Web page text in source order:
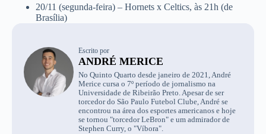
20/11 (segunda-feira) – Hornets x Celtics, às 21h (de
Brasília)
Escrito por
ANDRÉ MERICE
No Quinto Quarto desde janeiro de 2021, André
Merice cursa o 7º período de jornalismo na
Universidade de Ribeirão Preto. Apesar de ser
torcedor do São Paulo Futebol Clube, André se
encontrou na área dos esportes americanos e hoje
se tornou "torcedor LeBron" e um admirador de
Stephen Curry, o "Víbora".